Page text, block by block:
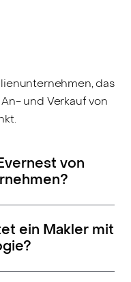
das
und Verkauf von
von
ein Makler mit